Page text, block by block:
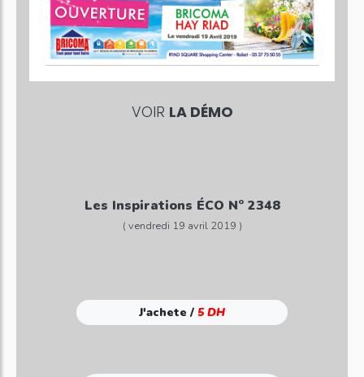
VOIR LA DÉMO
Les Inspirations ÉCO N° 2348
( vendredi 19 avril 2019 )
J'achete / 5 DH